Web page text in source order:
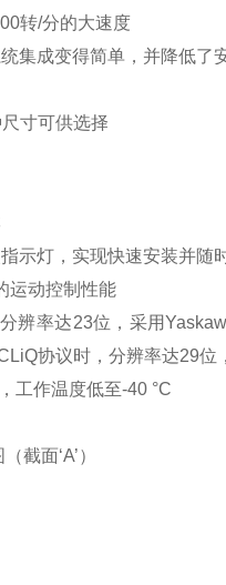
转/分的大速度
集成变得简单，并降低了
寸可供选择
示灯，实现快速安装并随
运动控制性能
辨率达23位，采用
协议时，分辨率达29
工作温度低至-40 °C
截面‘A’）